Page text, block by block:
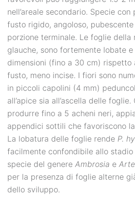
nell’areale secondario. Specie
fusto rigido, angoloso,
porzione terminale. Le foglie della
glauche, sono fortemente lobate
dimensioni (fino a 30 cm) rispetto
fusto, meno incise. I fiori sono
in piccoli capolini (4 mm)
all’apice sia all’ascella delle
produrre fino a 5 acheni neri,
appendici sottili che favoriscono
La lobatura delle foglie rende P.
facilmente confondibile allo
specie del genere Ambrosia e
per la presenza di foglie alterne
dello sviluppo.